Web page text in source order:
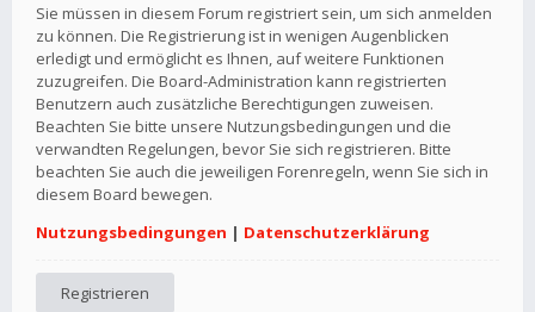
Sie müssen in diesem Forum registriert sein, um sich anmelden
zu können. Die Registrierung ist in wenigen Augenblicken
erledigt und ermöglicht es Ihnen, auf weitere Funktionen
zuzugreifen. Die Board-Administration kann registrierten
Benutzern auch zusätzliche Berechtigungen zuweisen.
Beachten Sie bitte unsere Nutzungsbedingungen und die
verwandten Regelungen, bevor Sie sich registrieren. Bitte
beachten Sie auch die jeweiligen Forenregeln, wenn Sie sich in
diesem Board bewegen.
Nutzungsbedingungen | Datenschutzerklärung
Registrieren